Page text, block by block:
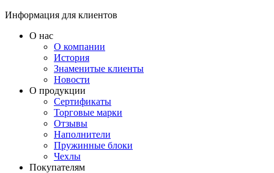
Информация для клиентов
О нас
О компании
История
Знаменитые клиенты
Новости
О продукции
Сертификаты
Торговые марки
Отзывы
Наполнители
Пружинные блоки
Чехлы
Покупателям